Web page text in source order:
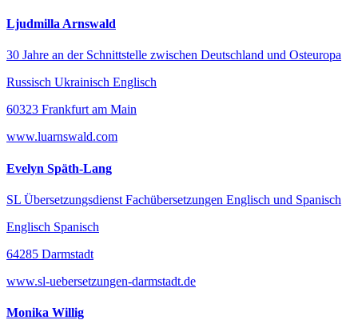
Ljudmilla Arnswald
30 Jahre an der Schnittstelle zwischen Deutschland und Osteuropa
Russisch Ukrainisch Englisch
60323 Frankfurt am Main
www.luarnswald.com
Evelyn Späth-Lang
SL Übersetzungsdienst Fachübersetzungen Englisch und Spanisch
Englisch Spanisch
64285 Darmstadt
www.sl-uebersetzungen-darmstadt.de
Monika Willig